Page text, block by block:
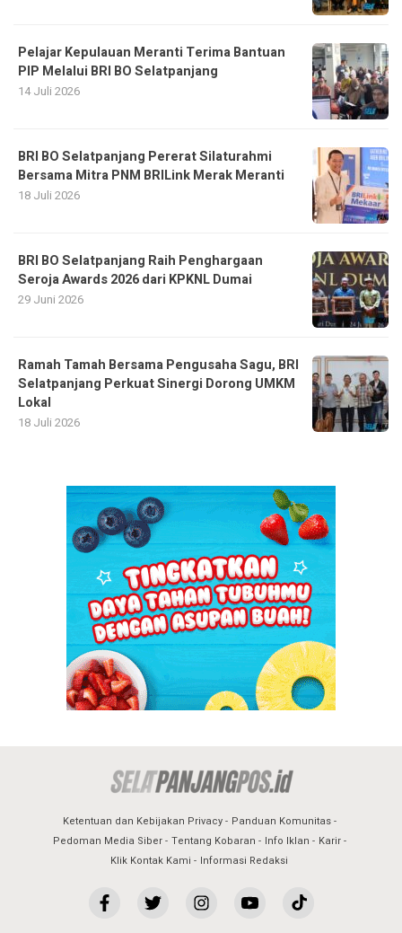
Pelajar Kepulauan Meranti Terima Bantuan
PIP Melalui BRI BO Selatpanjang
14 Juli 2026
BRI BO Selatpanjang Pererat Silaturahmi
Bersama Mitra PNM BRILink Merak Meranti
18 Juli 2026
BRI BO Selatpanjang Raih Penghargaan
Seroja Awards 2026 dari KPKNL Dumai
29 Juni 2026
Ramah Tamah Bersama Pengusaha Sagu, BRI
Selatpanjang Perkuat Sinergi Dorong UMKM
Lokal
18 Juli 2026
Ketentuan dan Kebijakan Privacy
Panduan Komunitas
Pedoman Media Siber
Tentang Kobaran Info Iklan
Karir
Klik Kontak Kami
Informasi Redaksi